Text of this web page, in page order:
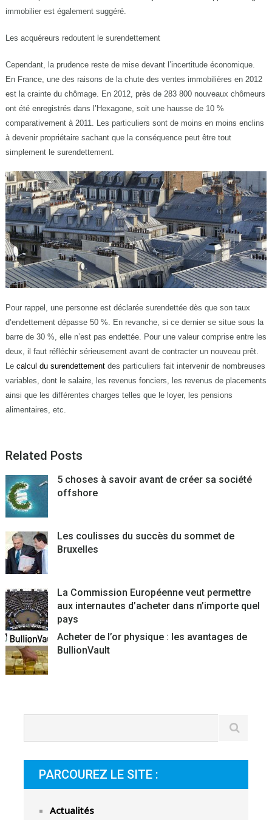
immobilier est également suggéré.
Les acquéreurs redoutent le surendettement
Cependant, la prudence reste de mise devant l’incertitude économique.
En France, une des raisons de la chute des ventes immobilières en 2012
est la crainte du chômage. En 2012, près de 283 800 nouveaux chômeurs
ont été enregistrés dans l’Hexagone, soit une hausse de 10 %
comparativement à 2011. Les particuliers sont de moins en moins enclins
à devenir propriétaire sachant que la conséquence peut être tout
simplement le surendettement.
Pour rappel, une personne est déclarée surendettée dès que son taux
d’endettement dépasse 50 %. En revanche, si ce dernier se situe sous la
barre de 30 %, elle n’est pas endettée. Pour une valeur comprise entre les
deux, il faut réfléchir sérieusement avant de contracter un nouveau prêt.
Le calcul du surendettementdes particuliers fait intervenir de nombreuses
variables, dont le salaire, les revenus fonciers, les revenus de placements
ainsi que les différentes charges telles que le loyer, les pensions
alimentaires, etc.
Related Posts
5 choses à savoir avant de créer sa société
offshore
Les coulisses du succès du sommet de
Bruxelles
La Commission Européenne veut permettre
aux internautes d’acheter dans n’importe quel
pays
Acheter de l’or physique : les avantages de
BullionVault
PARCOUREZ LE SITE :
Actualités